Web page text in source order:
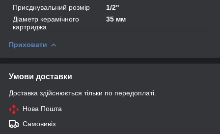
Приєднувальний розмір
1/2"
Діаметр керамічного
картриджа
35 мм
Приховати
Умови доставки
Доставка здійснюється тільки по передоплаті.
Нова Пошта
Самовивіз